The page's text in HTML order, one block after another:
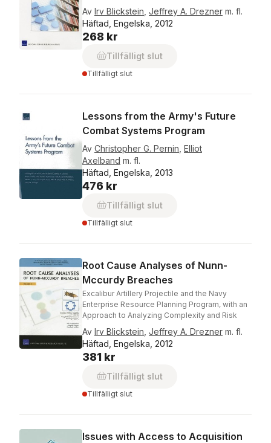
Av Irv Blickstein Jeffrey A. Drezner m. fl.
Häftad, Engelska, 2012
268 kr
Tillfälligt slut
Tillfälligt slut
Lessons from the Army's Future
Combat Systems Program
Av Christopher G. Pernin Elliot
Axelband m. fl.
Häftad, Engelska, 2013
476 kr
Tillfälligt slut
Tillfälligt slut
Root Cause Analyses of Nunn-
Mccurdy Breaches
Excalibur Artillery Projectile and the Navy
Enterprise Resource Planning Program, with an
Approach to Analyzing Complexity and Risk
Av Irv Blickstein Jeffrey A. Drezner m. fl.
Häftad, Engelska, 2012
381 kr
Tillfälligt slut
Tillfälligt slut
Issues with Access to Acquisition